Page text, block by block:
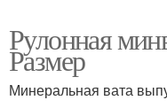
Рулонная
Размер
Минеральная вата